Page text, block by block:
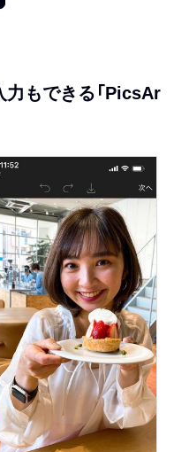
もできる「PicsAr